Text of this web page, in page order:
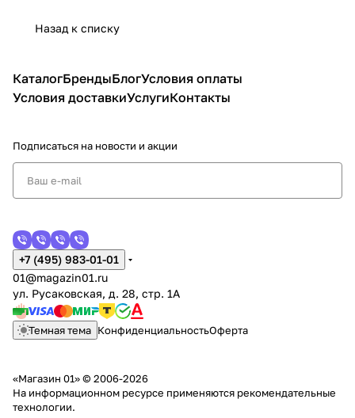
Назад к списку
КаталогБрендыБлогУсловия оплаты
Условия доставкиУслугиКонтакты
Подписаться на новости и акции
+7 (495) 983-01-01
01@magazin01.ru
ул. Русаковская, д. 28, стр. 1А
Темная тема КонфиденциальностьОферта
«Магазин 01» © 2006-2026
На информационном ресурсе применяются рекомендательные
технологии.